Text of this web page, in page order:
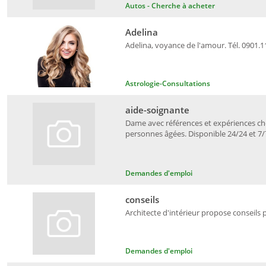
Autos - Cherche à acheter
Astrologie-Consultations
Adelina, voyance de l'amour. Tél.
Adelina
Demandes d'emploi
Dame avec références et expériences
personnes âgées. Disponible 24/24 et 7/
aide-soignante
Demandes d'emploi
Architecte d'intérieur propose conseils
conseils